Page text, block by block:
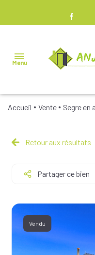
Menu
VENDRE
BIENS
BIENS À
LOCATION
Accueil Vente Segre
Retour aux résultats
Partager ce bien
Vendu